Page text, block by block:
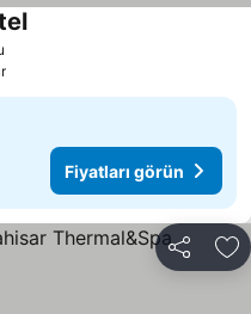
Fiyatları görün
Fiyatları görün
Paylaş